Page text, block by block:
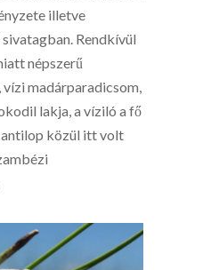
illetve
Rendkívül
népszerű
madárparadicsom,
lakja, a víziló a fő
közül itt volt